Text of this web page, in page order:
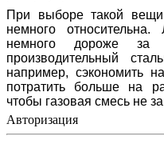
При выборе такой вещи,
немного относительна.
немного дороже за
производительный
например, сэкономить
потратить больше на
чтобы газовая смесь не
Авторизация